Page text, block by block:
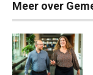
Meer over